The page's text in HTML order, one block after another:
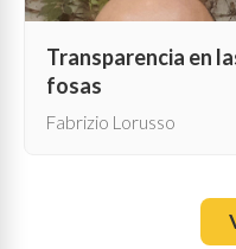
Transparencia en
fosas
Fabrizio Lorusso